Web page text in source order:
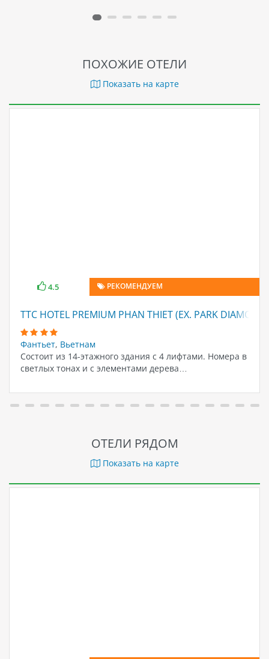
провинции Кханьхоа.
ПОХОЖИЕ ОТЕЛИ
Показать на карте
4.5 РЕКОМЕНДУЕМ
TTC HOTEL PREMIUM PHAN THIET (EX. PARK DIAMOND)
Фантьет, Вьетнам
Состоит из 14-этажного здания с 4 лифтами. Номера в
светлых тонах и с элементами дерева…
ОТЕЛИ РЯДОМ
Показать на карте